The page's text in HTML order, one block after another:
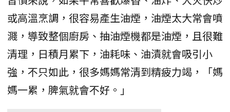
或高溫烹調，很容易產生油煙，油煙太大常會噴
濺，導致整個廚房、抽油煙機都是油煙，且很難
清理，日積月累下，油耗味、油漬就會吸引小
強，不只如此，很多媽媽常清到精疲力竭，「媽
媽一累，脾氣就會不好。」